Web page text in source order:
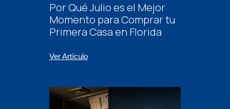
Por Qué Julio es el Mejor
Momento para Comprar tu
Primera Casa en Florida
Ver Artículo